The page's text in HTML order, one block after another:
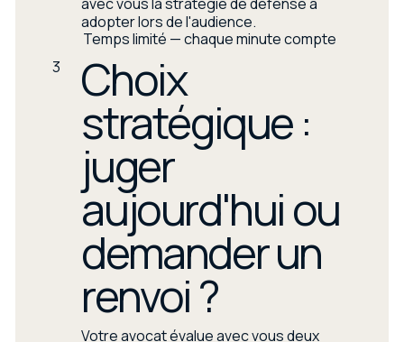
adopter lors de l'audience.
Temps limité — chaque minute compte
3
Choix
stratégique :
juger
aujourd'hui ou
demander un
renvoi ?
Votre avocat évalue avec vous deux